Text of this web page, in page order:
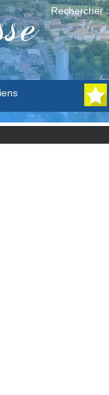
Rechercher :